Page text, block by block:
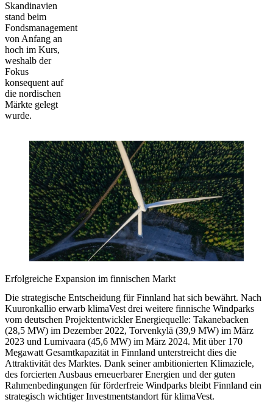
Skandinavien
stand beim
Fondsmanagement
von Anfang an
hoch im Kurs,
weshalb der
Fokus
konsequent auf
die nordischen
Märkte gelegt
wurde.
Erfolgreiche Expansion im finnischen Markt
Die strategische Entscheidung für Finnland hat sich bewährt. Nach
Kuuronkallio erwarb klimaVest drei weitere finnische Windparks
vom deutschen Projektentwickler Energiequelle: Takanebacken
(28,5 MW) im Dezember 2022, Torvenkylä (39,9 MW) im März
2023 und Lumivaara (45,6 MW) im März 2024. Mit über 170
Megawatt Gesamtkapazität in Finnland unterstreicht dies die
Attraktivität des Marktes. Dank seiner ambitionierten Klimaziele,
des forcierten Ausbaus erneuerbarer Energien und der guten
Rahmenbedingungen für förderfreie Windparks bleibt Finnland ein
strategisch wichtiger Investmentstandort für klimaVest.